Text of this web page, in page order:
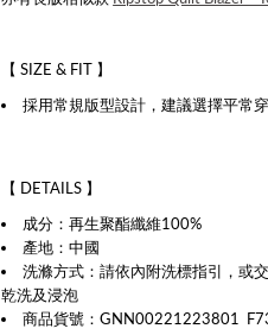
【 SIZE & FIT 】
採用常規版型設計，建議選擇平常
【 DETAILS 】
成分：再生聚酯纖維100%
產地：中國
洗滌方式：請依內附洗標指引，或
乾洗及浸泡
商品貨號：GNN00221223801